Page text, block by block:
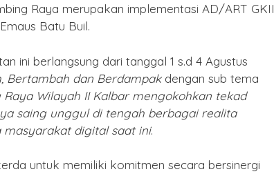
Raya merupakan implementasi AD/ART GKII
Batu Buil.
ini berlangsung dari tanggal 1 s.d 4 Agustus
Bertambah dan Berdampakdengan sub tema
Wilayah II Kalbar mengokohkan tekad
saing unggul di tengah berbagai realita
digital saat ini.
untuk memiliki komitmen secara bersinergi
Selamat Tahun Baru Imlek
2577 Kongzili
By Humas / 15 Februari 2026